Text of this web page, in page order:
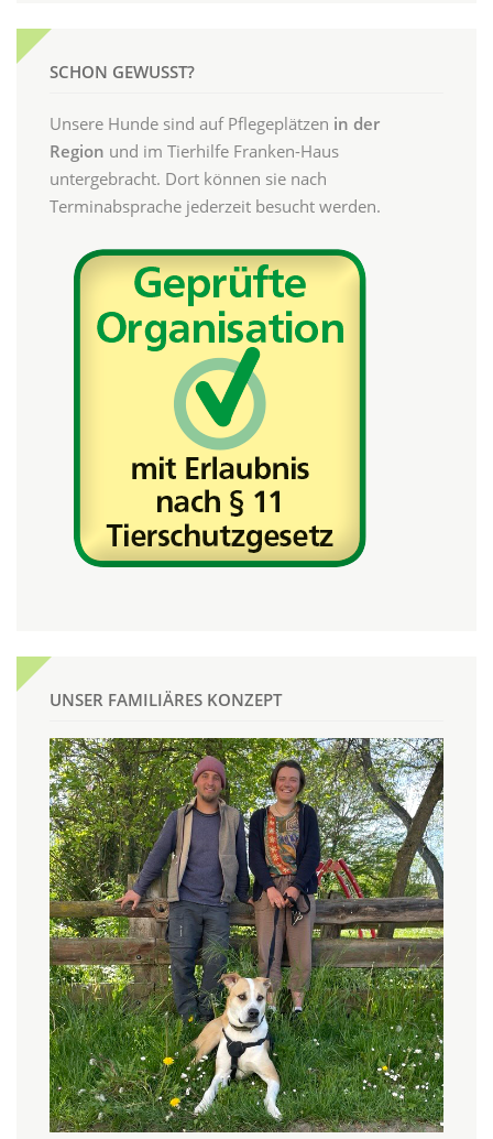
SCHON GEWUSST?
Unsere Hunde sind auf Pflegeplätzen in der
Region und im Tierhilfe Franken-Haus
untergebracht. Dort können sie nach
Terminabsprache jederzeit besucht werden.
UNSER FAMILIÄRES KONZEPT